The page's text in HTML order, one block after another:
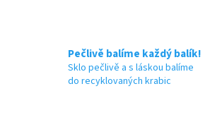
Pečlivě balíme každý balík!
Sklo pečlivě a s láskou balíme
do recyklovaných krabic